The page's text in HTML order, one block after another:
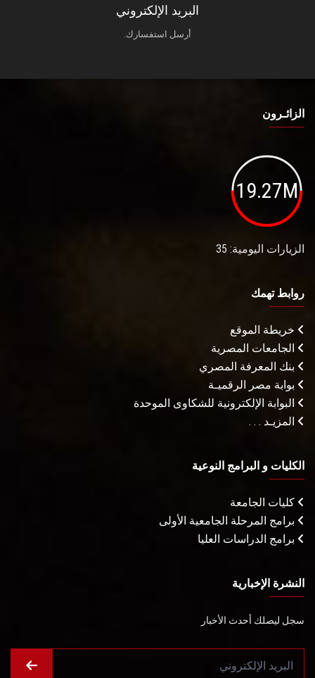
البريد الإلكتروني
أرسل استفسارك.
الزائـرون
19.27M
الزيارات اليومية: 35
روابط تهمك
خريطة الموقع
الجامعات المصرية
بنك المعرفة المصري
بوابة مصر الرقميـة
البوابة الإلكترونية للشكاوى الموحدة
المزيـد . . .
الكليات و البرامج النوعية
كليات الجامعة
برامج المرحلة الجامعية الأولى
برامج الدراسات العليا
النشرة الإخبارية
سجل ليصلك أحدث الأخبار